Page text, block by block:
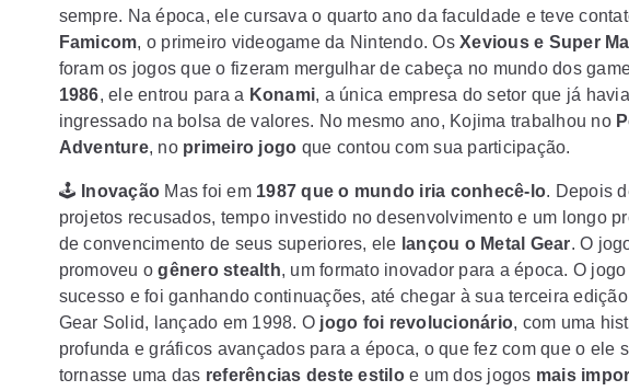
sempre. Na época, ele cursava o quarto ano da faculdade e teve
Famicom, o primeiro videogame da Nintendo. Os Xevious e Super
foram os jogos que o fizeram mergulhar de cabeça no mundo dos
1986, ele entrou para a Konami, a única empresa do setor que já havia
ingressado na bolsa de valores. No mesmo ano, Kojima trabalhou no
Adventure, no primeiro jogo que contou com sua participação.
🕹️ Inovação Mas foi em 1987 que o mundo iria conhecê-lo. Depois
projetos recusados, tempo investido no desenvolvimento e um longo
de convencimento de seus superiores, ele lançou o Metal Gear. O
promoveu ogênero stealth, um formato inovador para a época. O
sucesso e foi ganhando continuações, até chegar à sua terceira
Gear Solid, lançado em 1998. O jogo foi revolucionário, com uma
profunda e gráficos avançados para a época, o que fez com que o ele
tornasse uma das referências deste estiloe um dos jogos mais